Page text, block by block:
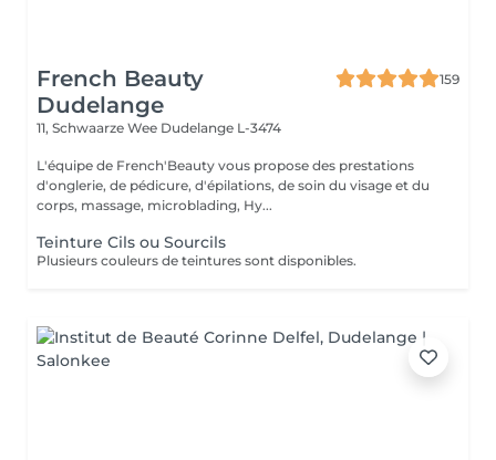
French Beauty
Dudelange
159
11, Schwaarze Wee Dudelange L-3474
L'équipe de French'Beauty vous propose des prestations
d'onglerie, de pédicure, d'épilations, de soin du visage et du
corps, massage, microblading, Hy...
Teinture Cils ou Sourcils
Plusieurs couleurs de teintures sont disponibles.